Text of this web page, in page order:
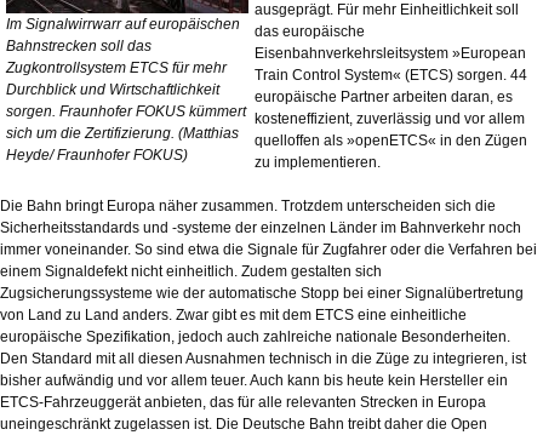
Im Signalwirrwarr auf europäischen
Bahnstrecken soll das
Zugkontrollsystem ETCS für mehr
Durchblick und Wirtschaftlichkeit
sorgen. Fraunhofer FOKUS kümmert
sich um die Zertifizierung. (Matthias
Heyde/ Fraunhofer FOKUS)
ausgeprägt. Für mehr Einheitlichkeit soll
das europäische
Eisenbahnverkehrsleitsystem »European
Train Control System« (ETCS) sorgen. 44
europäische Partner arbeiten daran, es
kosteneffizient, zuverlässig und vor allem
quelloffen als »openETCS« in den Zügen
zu implementieren.
Die Bahn bringt Europa näher zusammen. Trotzdem unterscheiden sich die
Sicherheitsstandards und -systeme der einzelnen Länder im Bahnverkehr noch
immer voneinander. So sind etwa die Signale für Zugfahrer oder die Verfahren bei
einem Signaldefekt nicht einheitlich. Zudem gestalten sich
Zugsicherungssysteme wie der automatische Stopp bei einer Signalübertretung
von Land zu Land anders. Zwar gibt es mit dem ETCS eine einheitliche
europäische Spezifikation, jedoch auch zahlreiche nationale Besonderheiten.
Den Standard mit all diesen Ausnahmen technisch in die Züge zu integrieren, ist
bisher aufwändig und vor allem teuer. Auch kann bis heute kein Hersteller ein
ETCS-Fahrzeuggerät anbieten, das für alle relevanten Strecken in Europa
uneingeschränkt zugelassen ist. Die Deutsche Bahn treibt daher die Open